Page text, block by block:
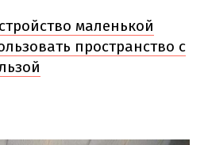
маленькой
пространство с